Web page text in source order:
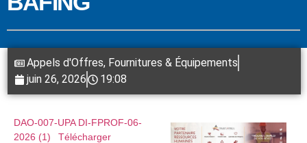
Appels d'Offres, Fournitures & Équipements
juin 26, 2026
19:08
DAO-007-UPA DI-FPROF-06-
2026 (1)
Télécharger